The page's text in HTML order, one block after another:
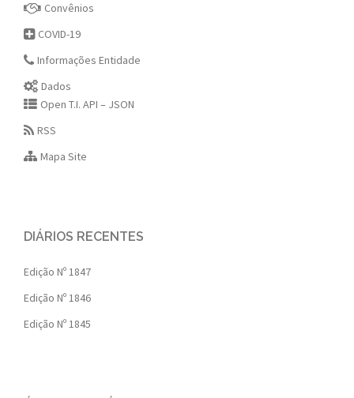
Convênios
COVID-19
Informações Entidade
Dados
Open T.I. API – JSON
RSS
Mapa Site
DIÁRIOS RECENTES
Edição Nº 1847
Edição Nº 1846
Edição Nº 1845